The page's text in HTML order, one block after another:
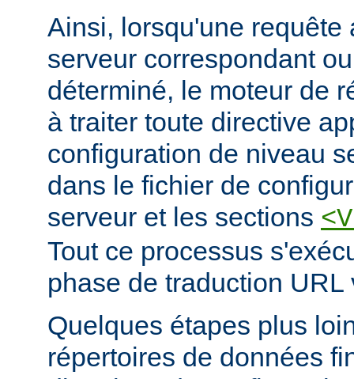
Ainsi, lorsqu'une requête
serveur correspondant
déterminé, le moteur de
à traiter toute directive
configuration de niveau
dans le fichier de
serveur et les sections
Tout ce processus
phase de traduction
Quelques étapes plus
répertoires de données